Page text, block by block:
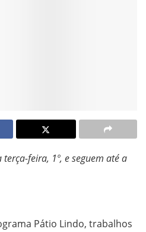
feira, 1º, e seguem até a
Pátio Lindo, trabalhos